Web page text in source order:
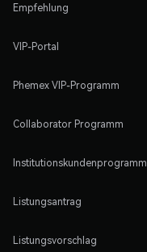
Empfehlung
VIP-Portal
Phemex VIP-Programm
Collaborator Programm
Institutionskundenprogramm
Listungsantrag
Listungsvorschlag